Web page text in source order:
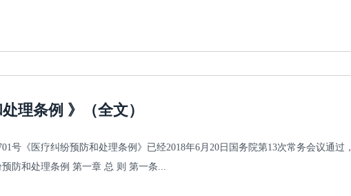
理条例 》（全文）
号《医疗纠纷预防和处理条例》已经2018年6月20日国务院第13次常务会议通过
预防和处理条例 第一章 总 则 第一条...